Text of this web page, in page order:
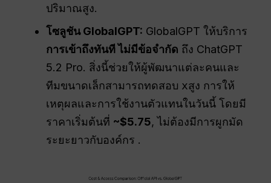
ปริมาณสูง.
โซลูชัน GlobalGPT: GlobalGPT ให้บริการ
การเข้าถึงทันที ไม่มีข้อจำกัด ถึง ChatGPT
5.2 Pro. สิ่งนี้ช่วยให้ผู้พัฒนาแต่ละคนและ
ทีมขนาดเล็กสามารถทดสอบ xสูง การให้
เหตุผลและการใช้งานตัวแทนในวันนี้ โดยมี
ราคาเริ่มต้นที่ ~$5.75, ไม่ต้องมีการผูกมัด
ระยะยาวกับองค์กร .